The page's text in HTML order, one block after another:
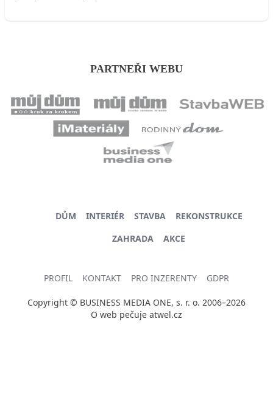
PARTNEŘI WEBU
DŮM INTERIÉR STAVBA
REKONSTRUKCE
ZAHRADA
AKCE
PROFIL KONTAKT PRO INZERENTY GDPR
Copyright © BUSINESS MEDIA ONE, s. r. o. 2006–2026